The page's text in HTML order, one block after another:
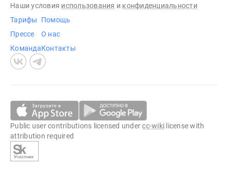
Наши условия использования и конфиденциальности
Тарифы
Прессе
Команда
Помощь
О нас
Контакты
Public user contributions licensed undercc-wiki license with
attribution required